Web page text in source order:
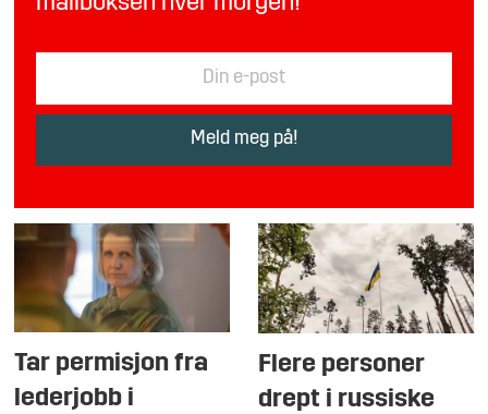
Tar permisjon fra
lederjobb i
Flere personer
drept i russiske